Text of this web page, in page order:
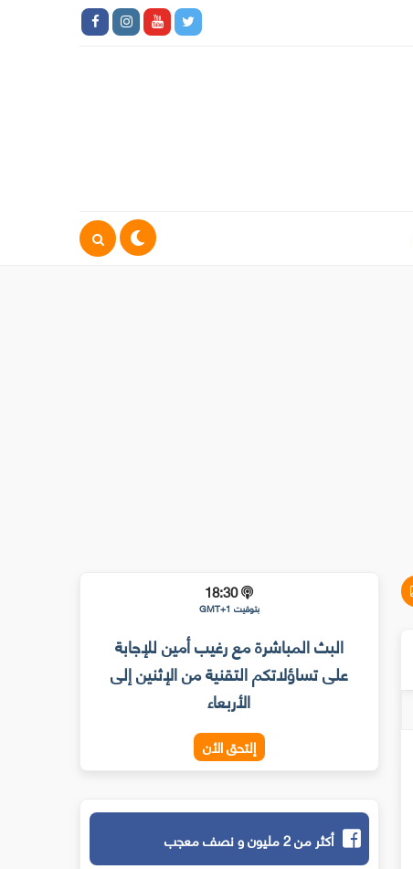
18:30
بتوقيت GMT+1
البث المباشرة مع رغيب أمين للإجابة
على تساؤلاتكم التقنية من الإثنين إلى
الأربعاء
إلتحق الأن
أكثر من 2 مليون و نصف معجب